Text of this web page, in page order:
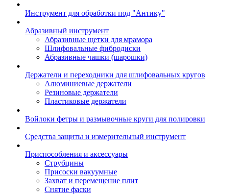
Инструмент для обработки под "Антику"
Абразивный инструмент
Абразивные щетки для мрамора
Шлифовальные фибродиски
Абразивные чашки (шарошки)
Держатели и переходники для шлифовальных кругов
Алюминиевые держатели
Резиновые держатели
Пластиковые держатели
Войлоки фетры и размывочные круги для полировки
Средства защиты и измерительный инструмент
Приспособления и аксессуары
Струбцины
Присоски вакуумные
Захват и перемещение плит
Снятие фаски